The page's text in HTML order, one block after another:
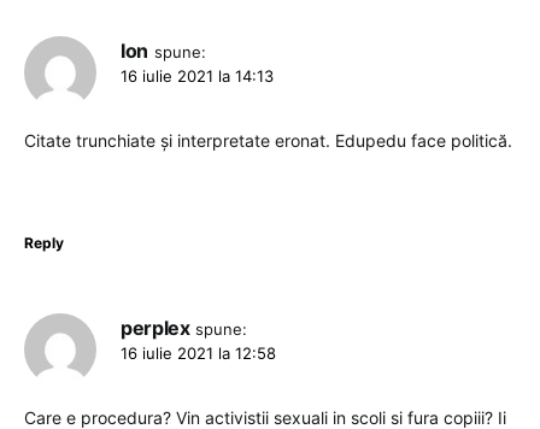
Ion spune:
16 iulie 2021 la 14:13
Citate trunchiate și interpretate eronat. Edupedu face politică.
Reply
perplex spune:
16 iulie 2021 la 12:58
Care e procedura? Vin activistii sexuali in scoli si fura copiii? Ii